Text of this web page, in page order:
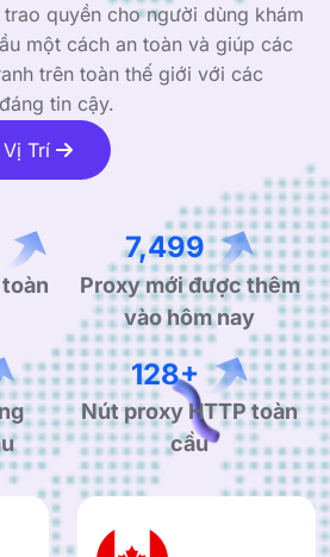
quyền cho người dùng khám
một cách an toàn và giúp các
trên toàn thế giới với các
tin cậy.
Trí
11,104
Proxy mới được thêm
vào hôm nay
190+
Nút proxy HTTP toàn
cầu